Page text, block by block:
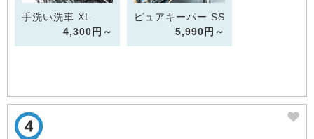
手洗い洗車 XL
4,300円～
ピュアキーパー SS
5,990円～